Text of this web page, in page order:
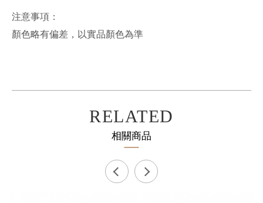
注意事項：
顏色略有偏差，以實品顏色為準
RELATED
相關商品